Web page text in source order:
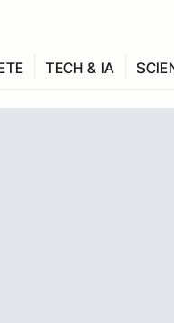
TECH & IA